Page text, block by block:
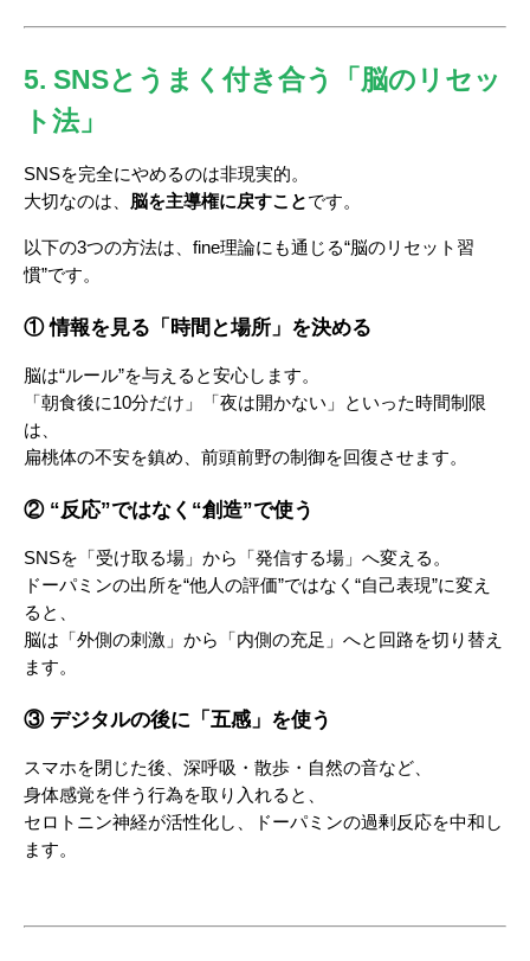
5. SNSとうまく付き合う「脳のリセッ
ト法」
SNSを完全にやめるのは非現実的。
大切なのは、 脳を主導権に戻すことです。
以下の3つの方法は、fine理論にも通じる“脳のリセット習
慣”です。
① 情報を見る「時間と場所」を決める
脳は“ルール”を与えると安心します。
「朝食後に10分だけ」「夜は開かない」といった時間制限
は、
扁桃体の不安を鎮め、前頭前野の制御を回復させます。
② “反応”ではなく“創造”で使う
SNSを「受け取る場」から「発信する場」へ変える。
ドーパミンの出所を“他人の評価”ではなく“自己表現”に変え
ると、
脳は「外側の刺激」から「内側の充足」へと回路を切り替え
ます。
③ デジタルの後に「五感」を使う
スマホを閉じた後、深呼吸・散歩・自然の音など、
身体感覚を伴う行為を取り入れると、
セロトニン神経が活性化し、ドーパミンの過剰反応を中和し
ます。